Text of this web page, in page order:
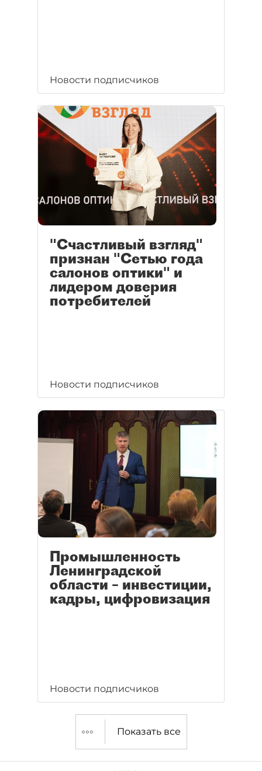
Новости подписчиков
"Счастливый взгляд"
признан "Сетью года
салонов оптики" и
лидером доверия
потребителей
Новости подписчиков
Промышленность
Ленинградской
области – инвестиции,
кадры, цифровизация
Новости подписчиков
Показать все